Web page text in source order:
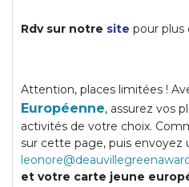
Rdv sur notre site pour plus
Attention, places limitées !
Européenne, assurez vos
activités de votre choix.
sur cette page, puis envoyez
et votre carte jeune